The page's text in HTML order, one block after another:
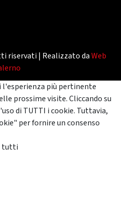
riservati | Realizzato daWeb
più pertinente
prossime visite. Cliccando su
di TUTTI i cookie. Tuttavia,
per fornire un consenso
tutti